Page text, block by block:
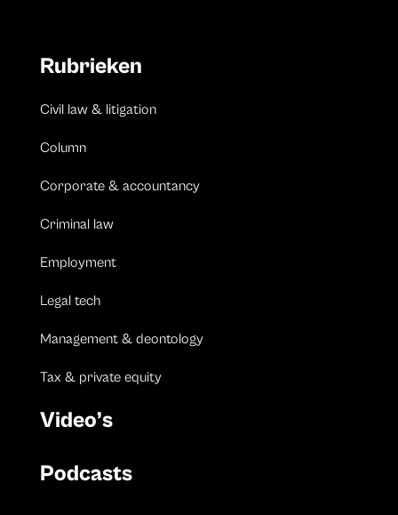
Rubrieken
Civil law & litigation
Column
Corporate & accountancy
Criminal law
Employment
Legal tech
Management & deontology
Tax & private equity
Video’s
Podcasts